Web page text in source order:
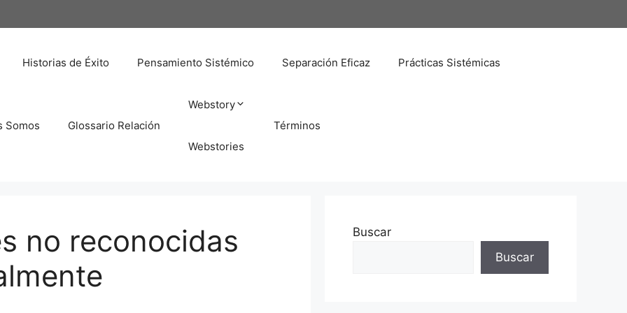
Historias de Éxito Pensamiento Sistémico Separación Eficaz Prácticas Sistémicas
Somos Glossario Relación
Webstory
Webstories
Términos
no reconocidas
Buscar
Buscar